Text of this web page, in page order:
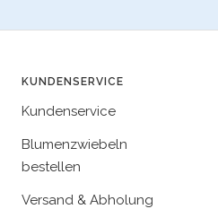
KUNDENSERVICE
Kundenservice
Blumenzwiebeln
bestellen
Versand & Abholung